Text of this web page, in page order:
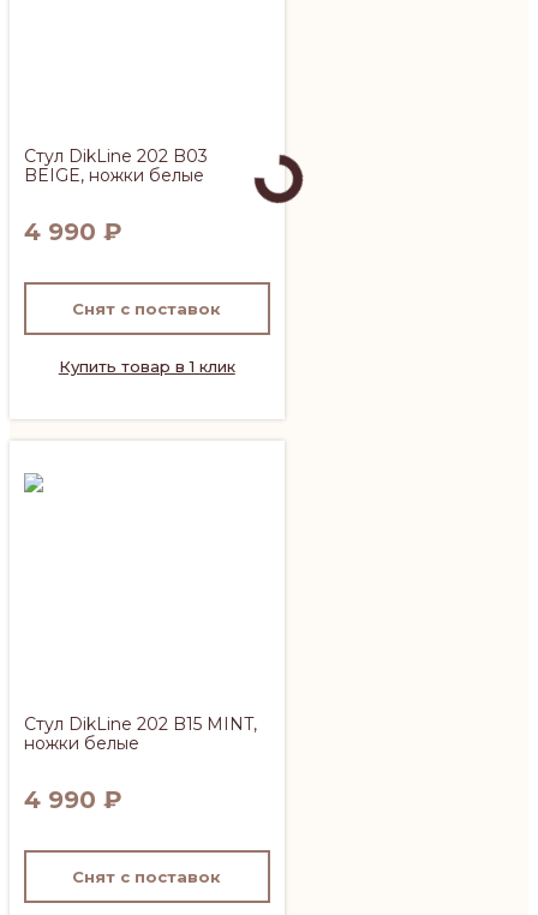
Стул DikLine 202 B03
BEIGE, ножки белые
4 990 ₽
Снят с поставок
Купить товар в 1 клик
Стул DikLine 202 B15 MINT,
ножки белые
4 990 ₽
Снят с поставок